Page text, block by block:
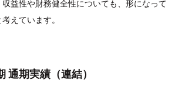
益性や財務健全性についても、形になって
えています。
通期実績（連結）